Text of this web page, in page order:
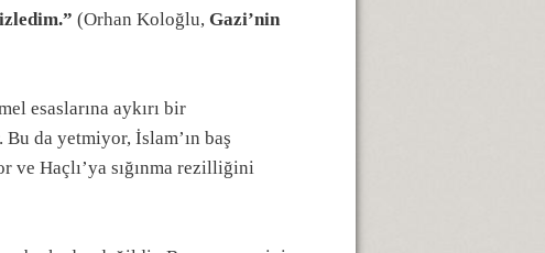
(Orhan Koloğlu, Gazi’nin
esaslarına aykırı bir
Bu da yetmiyor, İslam’ın baş
ve Haçlı’ya sığınma rezilliğini